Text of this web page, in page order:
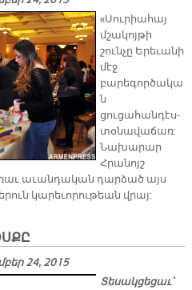
«Սուրիահայ
մշակոյթի
շունչը Երեւանի
մէջ
բարեգործակա
ն
ցուցահանդէս-
տօնավաճառ:
Նախարար
Հրանոյշ
աւանդական դարձած այս
կարեւորութեան վրայ:
24, 2015
Տեսակցեցաւ՝